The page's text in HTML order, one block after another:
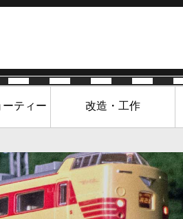
ーティー 改造・工作